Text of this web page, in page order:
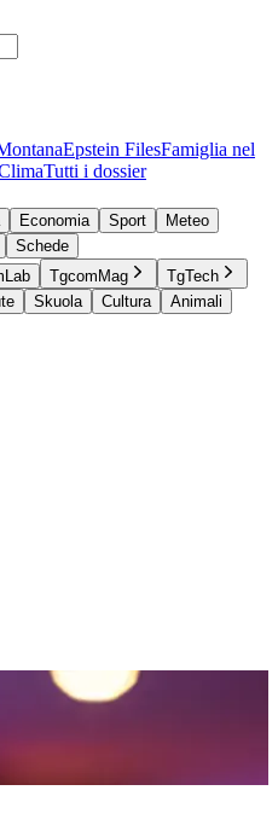
Epstein FilesFamiglia nel
Tutti i dossier
Economia Sport
Meteo
Schede
TgcomMag
TgTech
Skuola Cultura
Animali